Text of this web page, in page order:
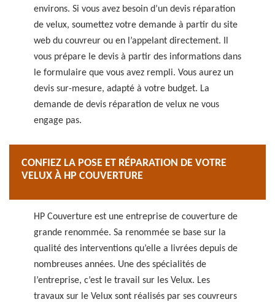
environs. Si vous avez besoin d’un devis réparation
de velux, soumettez votre demande à partir du site
web du couvreur ou en l’appelant directement. Il
vous prépare le devis à partir des informations dans
le formulaire que vous avez rempli. Vous aurez un
devis sur-mesure, adapté à votre budget. La
demande de devis réparation de velux ne vous
engage pas.
CONFIEZ LA POSE ET RÉPARATION DE VOTRE
VELUX À HP COUVERTURE
HP Couverture est une entreprise de couverture de
grande renommée. Sa renommée se base sur la
qualité des interventions qu’elle a livrées depuis de
nombreuses années. Une des spécialités de
l’entreprise, c’est le travail sur les Velux. Les
travaux sur le Velux sont réalisés par ses couvreurs